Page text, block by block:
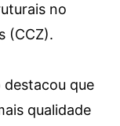
no
(CCZ).
que
qualidade